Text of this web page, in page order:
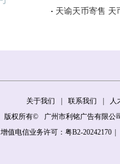
天谕天币寄售 天
关于我们 联系我们
人
版权所有©
广州市利铭广告有限公
增值电信业务许可：粤B2-20242170